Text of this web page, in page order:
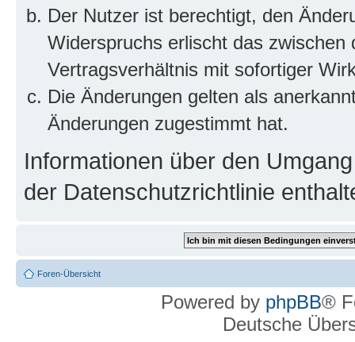
Der Nutzer ist berechtigt, den
Widerspruchs erlischt das
Vertragsverhältnis mit sofortiger
Die Änderungen gelten als
Änderungen zugestimmt hat.
Informationen über den
der Datenschutzrichtlinie
Foren-Übersicht
Powered by phpBB®
Deutsche